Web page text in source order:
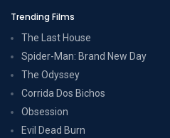
Trending Films
The Last House
Spider-Man: Brand New Day
The Odyssey
Corrida Dos Bichos
Obsession
Evil Dead Burn